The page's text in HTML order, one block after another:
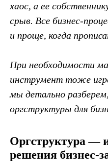
хаос, а ее
срыв. Все бизнес-
и проще, когда
При необходимости
инструмент тоже
мы детально
оргструктуры для
Оргструктура —
решения бизнес-